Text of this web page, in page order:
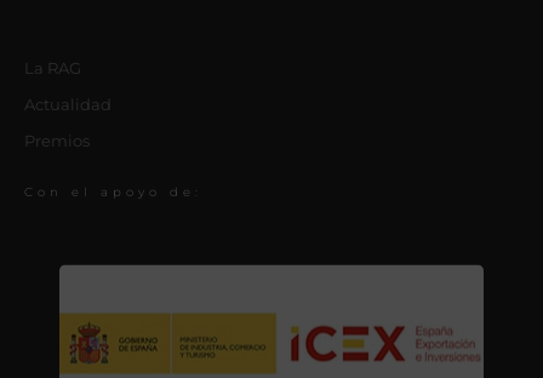
La RAG
Actualidad
Premios
Con el apoyo de: